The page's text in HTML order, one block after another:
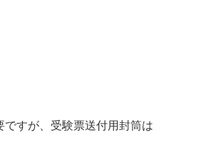
すが、受験票送付用封筒は